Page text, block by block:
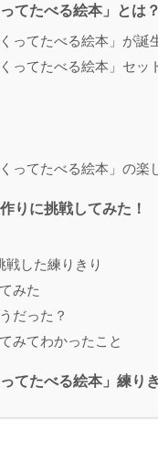
てたべる絵本」とは？
くってたべる絵本」が誕
くってたべる絵本」セッ
くってたべる絵本」の楽
りに挑戦してみた！
戦した練りきり
みた
だった？
みてわかったこと
ってたべる絵本」練り